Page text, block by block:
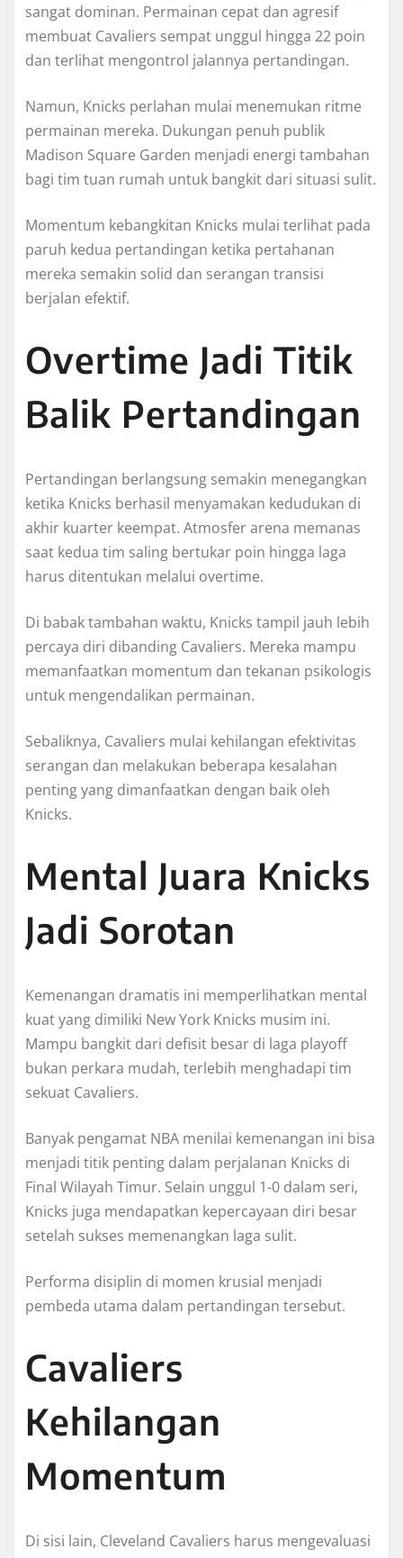
sangat dominan. Permainan cepat dan agresif
membuat Cavaliers sempat unggul hingga 22 poin
dan terlihat mengontrol jalannya pertandingan.
Namun, Knicks perlahan mulai menemukan ritme
permainan mereka. Dukungan penuh publik
Madison Square Garden menjadi energi tambahan
bagi tim tuan rumah untuk bangkit dari situasi sulit.
Momentum kebangkitan Knicks mulai terlihat pada
paruh kedua pertandingan ketika pertahanan
mereka semakin solid dan serangan transisi
berjalan efektif.
Overtime Jadi Titik
Balik Pertandingan
Pertandingan berlangsung semakin menegangkan
ketika Knicks berhasil menyamakan kedudukan di
akhir kuarter keempat. Atmosfer arena memanas
saat kedua tim saling bertukar poin hingga laga
harus ditentukan melalui overtime.
Di babak tambahan waktu, Knicks tampil jauh lebih
percaya diri dibanding Cavaliers. Mereka mampu
memanfaatkan momentum dan tekanan psikologis
untuk mengendalikan permainan.
Sebaliknya, Cavaliers mulai kehilangan efektivitas
serangan dan melakukan beberapa kesalahan
penting yang dimanfaatkan dengan baik oleh
Knicks.
Mental Juara Knicks
Jadi Sorotan
Kemenangan dramatis ini memperlihatkan mental
kuat yang dimiliki New York Knicks musim ini.
Mampu bangkit dari defisit besar di laga playoff
bukan perkara mudah, terlebih menghadapi tim
sekuat Cavaliers.
Banyak pengamat NBA menilai kemenangan ini bisa
menjadi titik penting dalam perjalanan Knicks di
Final Wilayah Timur. Selain unggul 1-0 dalam seri,
Knicks juga mendapatkan kepercayaan diri besar
setelah sukses memenangkan laga sulit.
Performa disiplin di momen krusial menjadi
pembeda utama dalam pertandingan tersebut.
Cavaliers
Kehilangan
Momentum
Di sisi lain, Cleveland Cavaliers harus mengevaluasi